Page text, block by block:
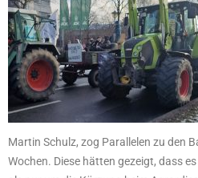
Martin Schulz, zog Parallelen zu den
Wochen. Diese hätten gezeigt, dass